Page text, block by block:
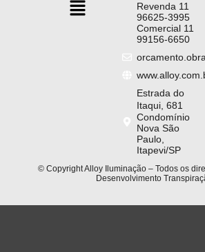
Revenda 11
96625-3995
Comercial 11
99156-6650
Estrada do
Itaqui, 681
Condomínio
Nova São
Paulo,
Itapevi/SP
© Copyright Alloy Iluminação – Todos os
Desenvolvimento